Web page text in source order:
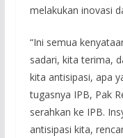
melakukan inovasi
“Ini semua
sadari, kita terima,
kita antisipasi, apa
tugasnya IPB, Pak
serahkan ke IPB.
antisipasi kita,